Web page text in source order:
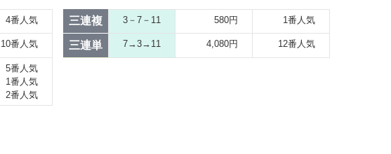
4番人気
10番人気
5番人気
1番人気
2番人気
三連複 3－7－11 580円 1番人気
三連単 7→3→11 4,080円 12番人気